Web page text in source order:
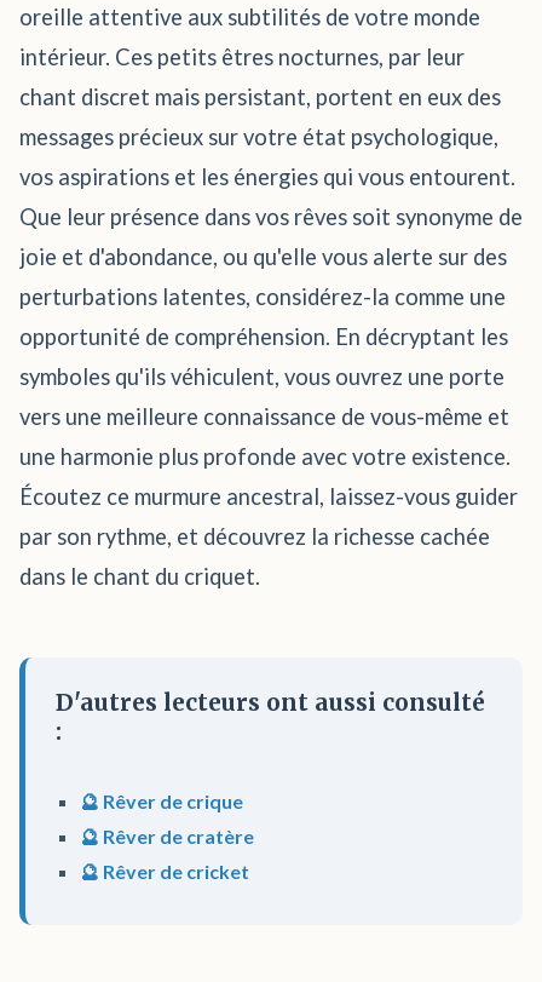
oreille attentive aux subtilités de votre monde
intérieur. Ces petits êtres nocturnes, par leur
chant discret mais persistant, portent en eux des
messages précieux sur votre état psychologique,
vos aspirations et les énergies qui vous entourent.
Que leur présence dans vos rêves soit synonyme de
joie et d'abondance, ou qu'elle vous alerte sur des
perturbations latentes, considérez-la comme une
opportunité de compréhension. En décryptant les
symboles qu'ils véhiculent, vous ouvrez une porte
vers une meilleure connaissance de vous-même et
une harmonie plus profonde avec votre existence.
Écoutez ce murmure ancestral, laissez-vous guider
par son rythme, et découvrez la richesse cachée
dans le chant du criquet.
D'autres lecteurs ont aussi consulté
:
🔮 Rêver de crique
🔮 Rêver de cratère
🔮 Rêver de cricket